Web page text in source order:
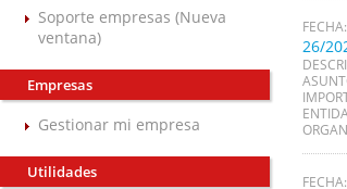
Soporte empresas (Nueva
ventana)
Empresas
Gestionar mi empresa
Utilidades
26/